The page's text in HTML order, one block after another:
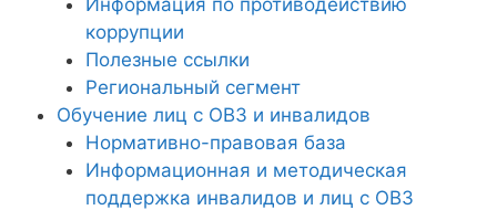
коррупции
Полезные ссылки
Региональный сегмент
Обучение лиц с ОВЗ и инвалидов
Нормативно-правовая база
Информационная и методическая
поддержка инвалидов и лиц с ОВЗ